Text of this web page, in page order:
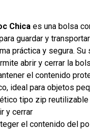
Chica es una bolsa
guardar y
práctica y segura.
abrir y cerrar la
el contenido
ideal para objetos
tipo zip reutilizable
y cerrar
el contenido del